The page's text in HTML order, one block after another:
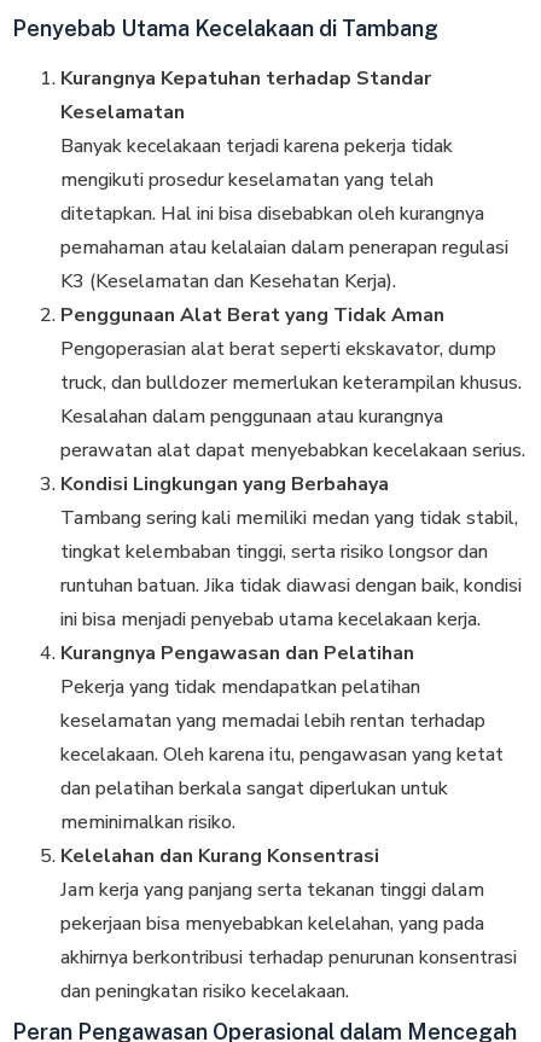
Penyebab Utama Kecelakaan di Tambang
Kurangnya Kepatuhan terhadap Standar
Keselamatan
Banyak kecelakaan terjadi karena pekerja tidak
mengikuti prosedur keselamatan yang telah
ditetapkan. Hal ini bisa disebabkan oleh kurangnya
pemahaman atau kelalaian dalam penerapan regulasi
K3 (Keselamatan dan Kesehatan Kerja).
Penggunaan Alat Berat yang Tidak Aman
Pengoperasian alat berat seperti ekskavator, dump
truck, dan bulldozer memerlukan keterampilan khusus.
Kesalahan dalam penggunaan atau kurangnya
perawatan alat dapat menyebabkan kecelakaan serius.
Kondisi Lingkungan yang Berbahaya
Tambang sering kali memiliki medan yang tidak stabil,
tingkat kelembaban tinggi, serta risiko longsor dan
runtuhan batuan. Jika tidak diawasi dengan baik, kondisi
ini bisa menjadi penyebab utama kecelakaan kerja.
Kurangnya Pengawasan dan Pelatihan
Pekerja yang tidak mendapatkan pelatihan
keselamatan yang memadai lebih rentan terhadap
kecelakaan. Oleh karena itu, pengawasan yang ketat
dan pelatihan berkala sangat diperlukan untuk
meminimalkan risiko.
Kelelahan dan Kurang Konsentrasi
Jam kerja yang panjang serta tekanan tinggi dalam
pekerjaan bisa menyebabkan kelelahan, yang pada
akhirnya berkontribusi terhadap penurunan konsentrasi
dan peningkatan risiko kecelakaan.
Peran Pengawasan Operasional dalam Mencegah